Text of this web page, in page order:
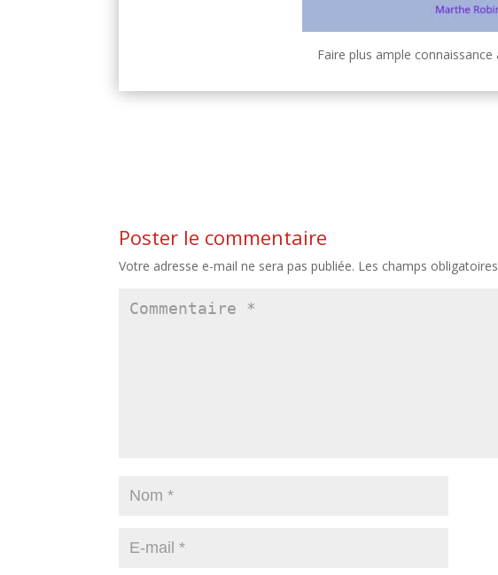
Faire plus ample connaissance
Poster le commentaire
Votre adresse e-mail ne sera pas publiée. Les champs